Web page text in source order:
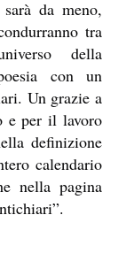
da meno,
tra
della
con un
Un grazie a
e per il lavoro
definizione
calendario
nella pagina